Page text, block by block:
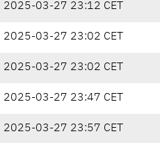
2025-03-27 23:12 CET
2025-03-27 23:02 CET
2025-03-27 23:02 CET
2025-03-27 23:47 CET
2025-03-27 23:57 CET